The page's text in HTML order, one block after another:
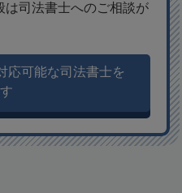
は司法書士へのご相談が
応可能な司法書士を